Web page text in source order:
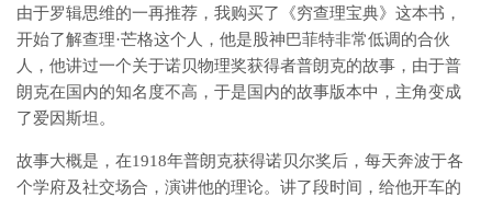
由于罗辑思维的一再推荐，我购买了《穷查理宝典》这本书，
开始了解查理·芒格这个人，他是股神巴菲特非常低调的合伙
人，他讲过一个关于诺贝物理奖获得者普朗克的故事，由于普
朗克在国内的知名度不高，于是国内的故事版本中，主角变成
了爱因斯坦。
故事大概是，在1918年普朗克获得诺贝尔奖后，每天奔波于各
个学府及社交场合，演讲他的理论。讲了段时间，给他开车的